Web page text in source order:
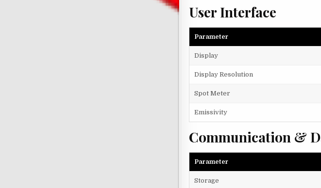
User Interface
Parameter
Display
Display Resolution
Spot Meter
Emissivity
Communication &
Parameter
Storage